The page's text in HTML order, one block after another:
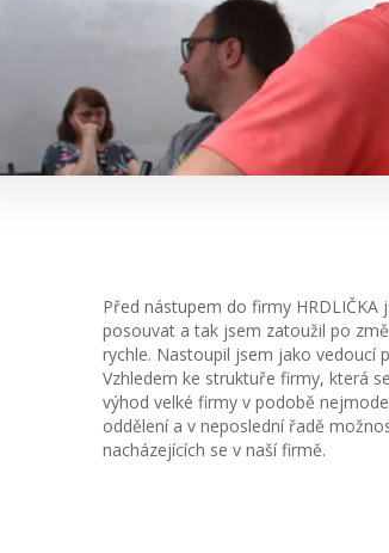
Před nástupem do firmy
posouvat a tak jsem zatoužil po
rychle. Nastoupil jsem jako vedoucí
Vzhledem ke struktuře firmy, která
výhod velké firmy v podobě
oddělení a v neposlední řadě
nacházejících se v naší firmě.